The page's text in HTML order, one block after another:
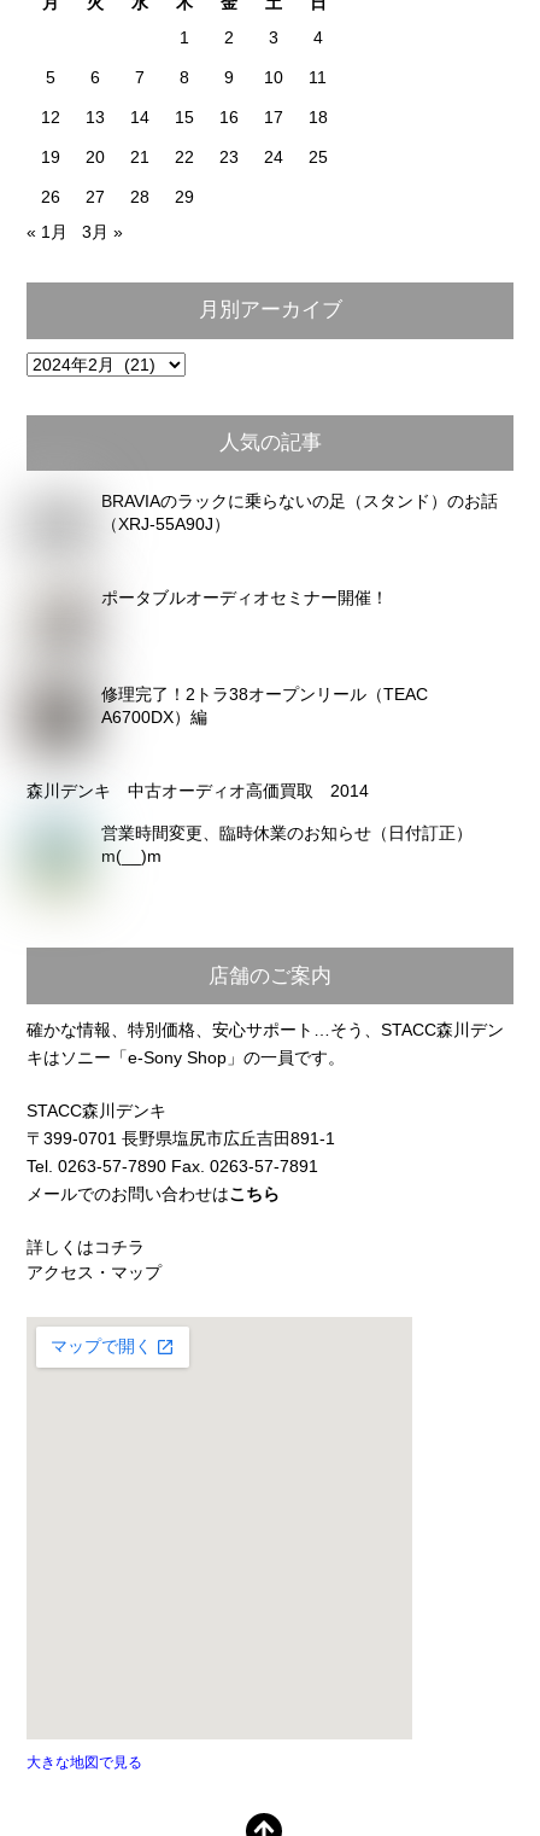
1
2 3 4
5 6 7 8 9 10 11
12 13 14 15 16 17 18
19 20 21 22 23 24 25
26 27 28
29
« 1月
3月 »
月別アーカイブ
月
ア
カ
人気の記事
BRAVIAのラックに乗らないの足（スタンド）のお話
（XRJ-55A90J）
ポータブルオーディオセミナー開催！
修理完了！2トラ38オープンリール（TEAC
A6700DX）編
森川デンキ 中古オーディオ高価買取 2014
営業時間変更、臨時休業のお知らせ（日付訂正）
m(__)m
店舗のご案内
確かな情報、特別価格、安心サポート…そう、STACC森川デン
キはソニー「e-Sony Shop」の一員です。
STACC森川デンキ
〒399-0701 長野県塩尻市広丘吉田891-1
Tel. 0263-57-7890 Fax. 0263-57-7891
メールでのお問い合わせはこちら
詳しくはコチラ
アクセス・マップ
大きな地図で見る